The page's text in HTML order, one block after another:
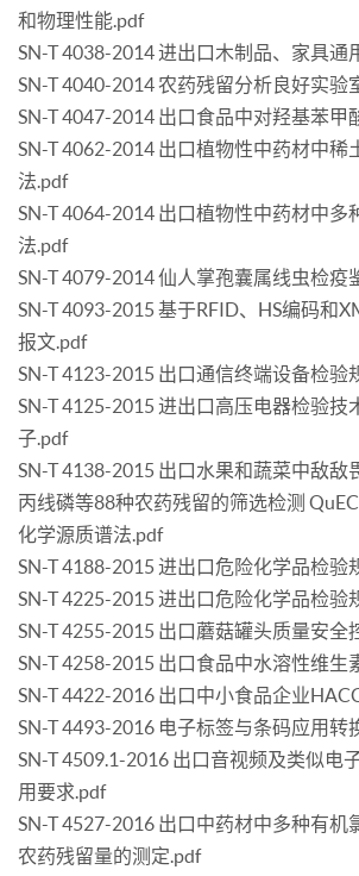
和物理性能.pdf
SN-T 4038-2014 进出口木制品、家具通
SN-T 4040-2014 农药残留分析良好实验
SN-T 4047-2014 出口食品中对羟基苯甲
SN-T 4062-2014 出口植物性中药材中稀
法.pdf
SN-T 4064-2014 出口植物性中药材中多
法.pdf
SN-T 4079-2014 仙人掌孢囊属线虫检疫
SN-T 4093-2015 基于RFID、HS编码和
报文.pdf
SN-T 4123-2015 出口通信终端设备检验
SN-T 4125-2015 进出口高压电器检验技
子.pdf
SN-T 4138-2015 出口水果和蔬菜中敌敌
丙线磷等88种农药残留的筛选检测
化学源质谱法.pdf
SN-T 4188-2015 进出口危险化学品检验
SN-T 4225-2015 进出口危险化学品检验
SN-T 4255-2015 出口蘑菇罐头质量安全
SN-T 4258-2015 出口食品中水溶性维生
SN-T 4422-2016 出口中小食品企业
SN-T 4493-2016 电子标签与条码应用转
SN-T 4509.1-2016 出口音视频及类似电
用要求.pdf
SN-T 4527-2016 出口中药材中多种有机
农药残留量的测定.pdf